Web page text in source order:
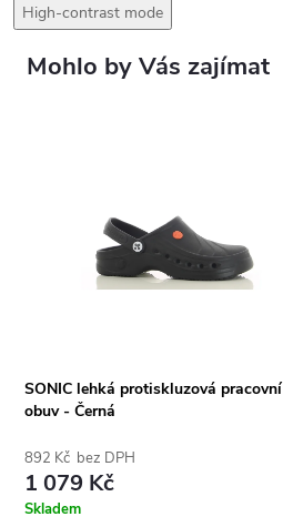
High-contrast mode
Mohlo by Vás zajímat
SONIC lehká protiskluzová pracovní
obuv - Černá
892 Kč bez DPH
1 079 Kč
Skladem